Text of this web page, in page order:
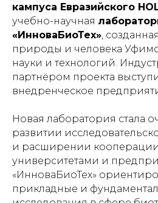
кампуса Евразийского
учебно-научная
«ИнноваБиоТех» ,
природы и человека
науки и технологий.
партнёром проекта
внедренческое
Новая лаборатория стала
развитии
и расширении
университетами и
«ИнноваБиоТех»
прикладные и